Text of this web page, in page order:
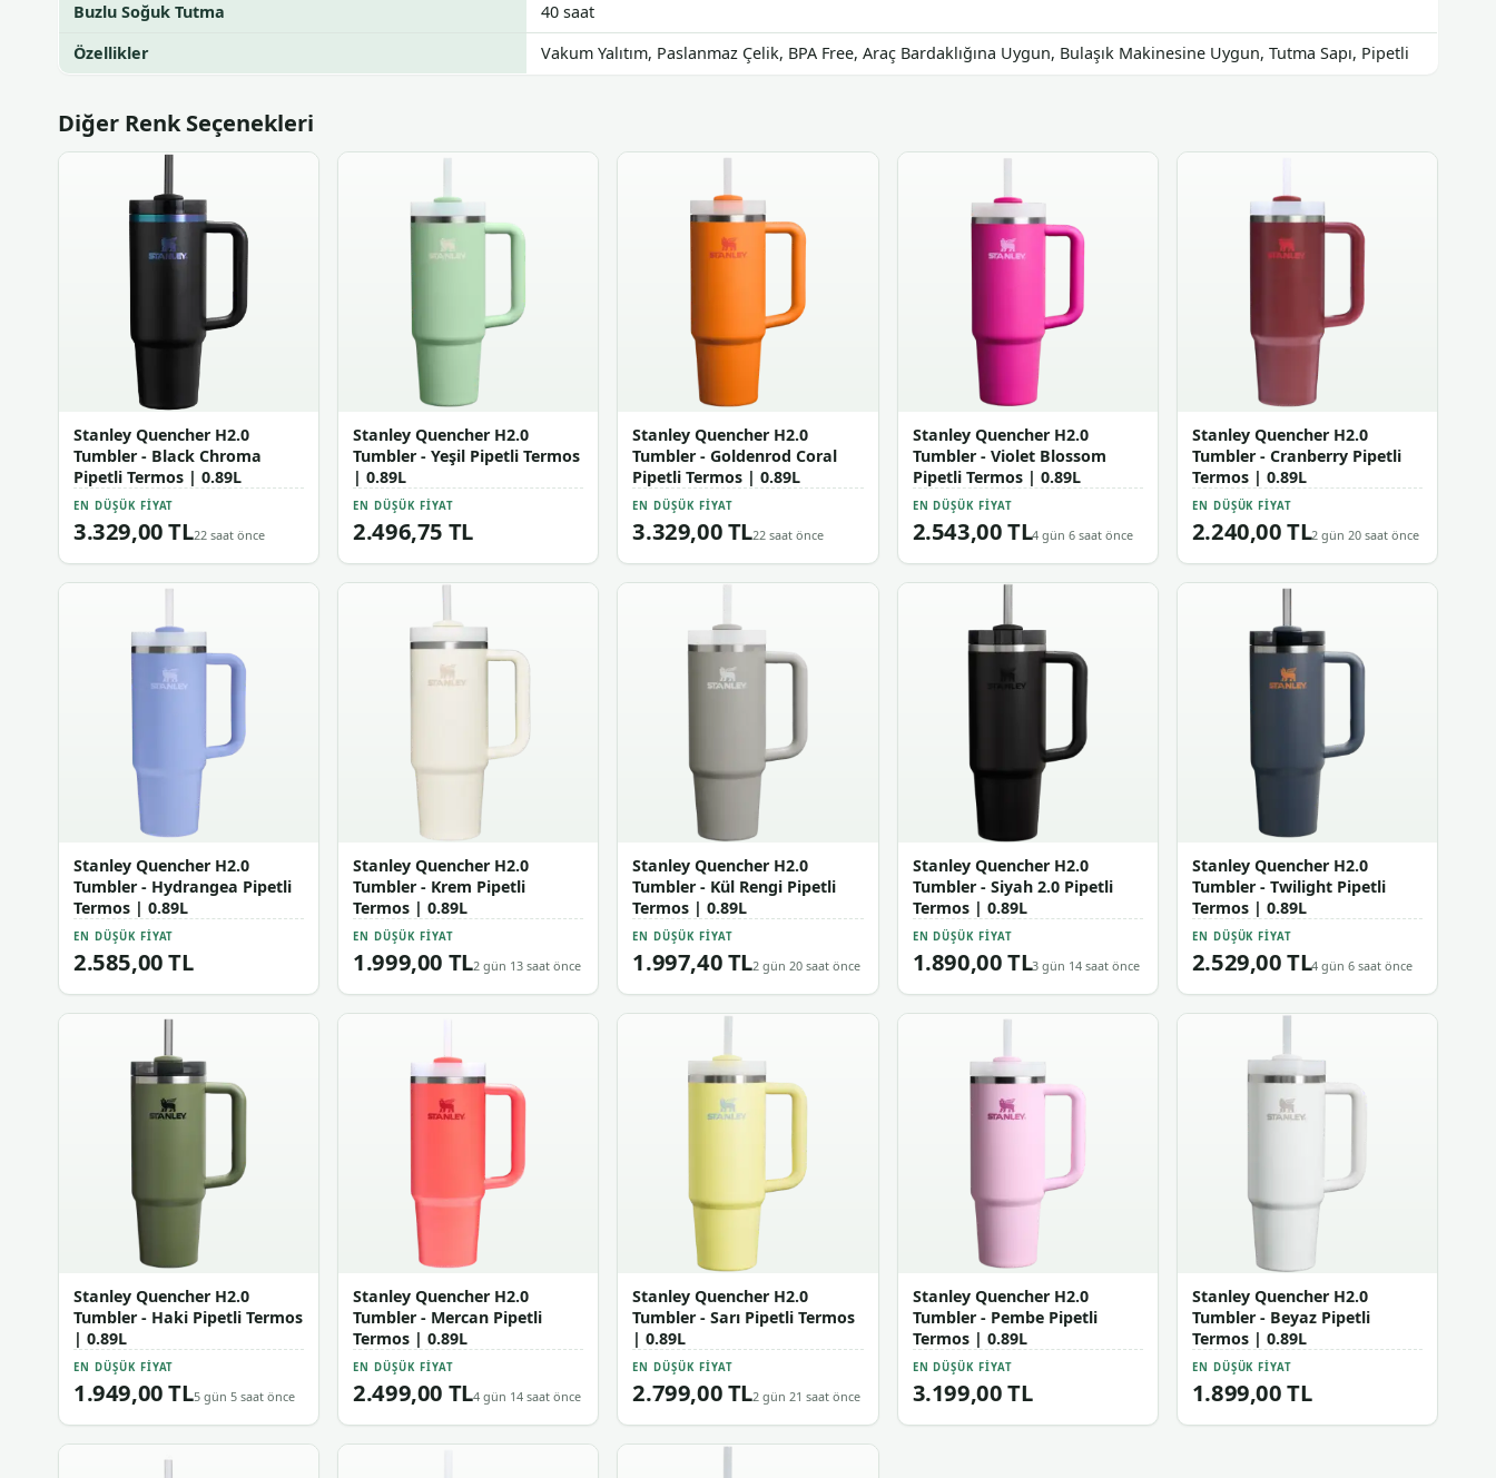
Buzlu Soğuk Tutma
40 saat
Özellikler
Vakum Yalıtım, Paslanmaz Çelik, BPA Free, Araç Bardaklığına Uygun, Bulaşık Makinesine Uygun, Tutma Sapı, Pipetli
Diğer Renk Seçenekleri
Stanley Quencher H2.0
Tumbler - Black Chroma
Pipetli Termos | 0.89L
EN DÜŞÜK FIYAT
3.329,00 TL22 saat önce
Stanley Quencher H2.0
Tumbler - Yeşil Pipetli Termos
| 0.89L
EN DÜŞÜK FIYAT
2.496,75 TL
Stanley Quencher H2.0
Tumbler - Goldenrod Coral
Pipetli Termos | 0.89L
EN DÜŞÜK FIYAT
3.329,00 TL22 saat önce
Stanley Quencher H2.0
Tumbler - Violet Blossom
Pipetli Termos | 0.89L
EN DÜŞÜK FIYAT
2.543,00 TL4 gün 6 saat önce
Stanley Quencher H2.0
Tumbler - Cranberry Pipetli
Termos | 0.89L
EN DÜŞÜK FIYAT
2.240,00 TL2 gün 20 saat önce
Stanley Quencher H2.0
Tumbler - Hydrangea Pipetli
Termos | 0.89L
EN DÜŞÜK FIYAT
2.585,00 TL
Stanley Quencher H2.0
Tumbler - Krem Pipetli
Termos | 0.89L
EN DÜŞÜK FIYAT
1.999,00 TL2 gün 13 saat önce
Stanley Quencher H2.0
Tumbler - Kül Rengi Pipetli
Termos | 0.89L
EN DÜŞÜK FIYAT
1.997,40 TL2 gün 20 saat önce
Stanley Quencher H2.0
Tumbler - Siyah 2.0 Pipetli
Termos | 0.89L
EN DÜŞÜK FIYAT
1.890,00 TL3 gün 14 saat önce
Stanley Quencher H2.0
Tumbler - Twilight Pipetli
Termos | 0.89L
EN DÜŞÜK FIYAT
2.529,00 TL4 gün 6 saat önce
Stanley Quencher H2.0
Tumbler - Haki Pipetli Termos
| 0.89L
EN DÜŞÜK FIYAT
1.949,00 TL5 gün 5 saat önce
Stanley Quencher H2.0
Tumbler - Mercan Pipetli
Termos | 0.89L
EN DÜŞÜK FIYAT
2.499,00 TL4 gün 14 saat önce
Stanley Quencher H2.0
Tumbler - Sarı Pipetli Termos
| 0.89L
EN DÜŞÜK FIYAT
2.799,00 TL2 gün 21 saat önce
Stanley Quencher H2.0
Tumbler - Pembe Pipetli
Termos | 0.89L
EN DÜŞÜK FIYAT
3.199,00 TL
Stanley Quencher H2.0
Tumbler - Beyaz Pipetli
Termos | 0.89L
EN DÜŞÜK FIYAT
1.899,00 TL